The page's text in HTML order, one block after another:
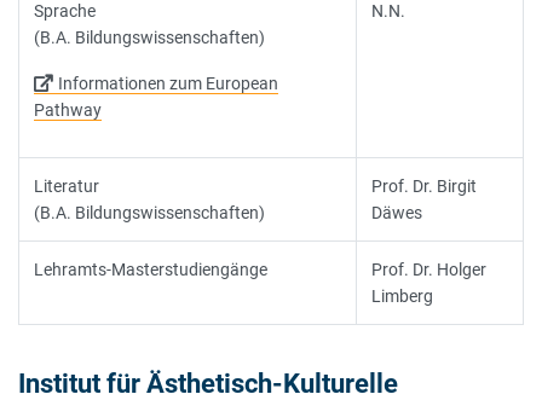
Sprache
(B.A. Bildungswissenschaften)
Informationen zum European
Pathway
N.N.
Literatur
(B.A. Bildungswissenschaften)
Prof. Dr. Birgit
Däwes
Lehramts-Masterstudiengänge
Prof. Dr. Holger
Limberg
Institut für Ästhetisch-Kulturelle